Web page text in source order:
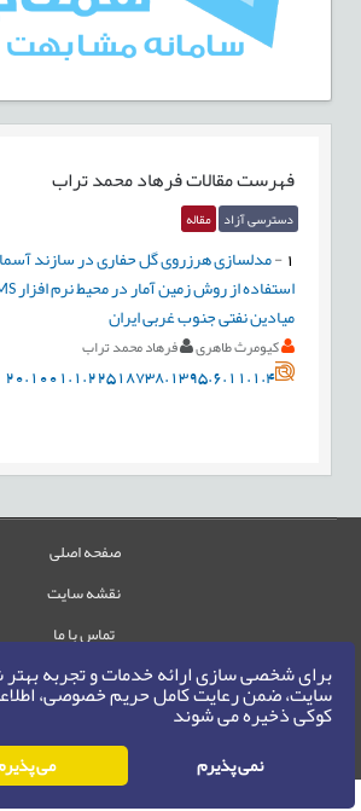
برای شخصی سازی ارائه خدمات و تجربه بهتر
سایت، ضمن رعایت کامل حریم خصوصی،
کوکی ذخیره می شوند
نمی پذیرم می پذیرم
فهرست مقالاتفرهاد محمد تراب
دسترسی آزاد مقاله
-مدلسازی هرزروی گل حفاری در سازند
ميادين نفتی جنوب غربی ايران
کیومرث طاهری فرهاد محمد تراب
20.1001.1.22518738.1395.6.11.1.4
صفحه اصلی
نقشه سایت
تماس با ما
حقوق این وب‌سایت متعلق
حق نشر 1405-1396